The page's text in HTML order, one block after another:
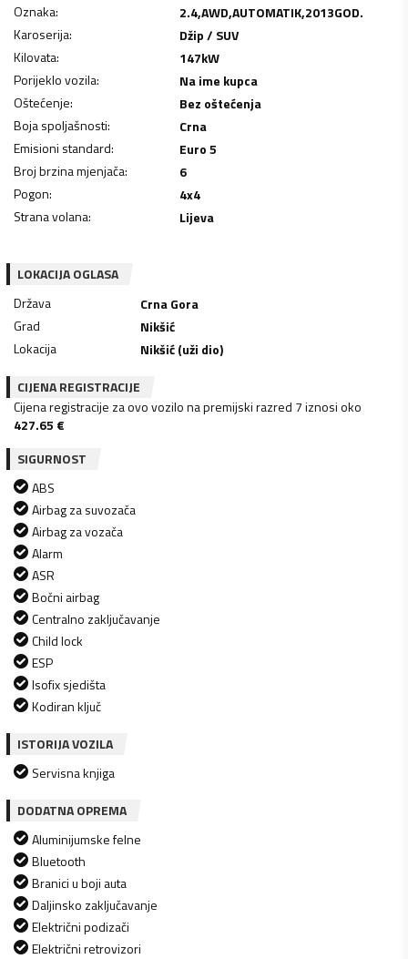
Oznaka:
2.4,AWD,AUTOMATIK,2013GOD.
Karoserija:
Džip / SUV
Kilovata: 147kW
Porijeklo vozila:
Na ime kupca
Oštećenje:
Bez oštećenja
Boja spoljašnosti:
Crna
Emisioni standard:
Euro 5
Broj brzina mjenjača:
6
Pogon:
4x4
Strana volana: Lijeva
LOKACIJA OGLASA
Država
Crna Gora
Grad
Nikšić
Lokacija
Nikšić (uži dio)
CIJENA REGISTRACIJE
Cijena registracije za ovo vozilo na premijski razred 7 iznosi oko
427.65 €
SIGURNOST
ABS
Airbag za suvozača
Airbag za vozača
Alarm
ASR
Bočni airbag
Centralno zaključavanje
Child lock
ESP
Isofix sjedišta
Kodiran ključ
ISTORIJA VOZILA
Servisna knjiga
DODATNA OPREMA
Aluminijumske felne
Bluetooth
Branici u boji auta
Daljinsko zaključavanje
Električni podizači
Električni retrovizori